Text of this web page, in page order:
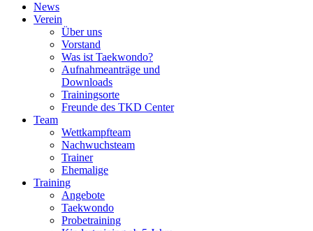
News
Verein
Über uns
Vorstand
Was ist Taekwondo?
Aufnahmeanträge und
Downloads
Trainingsorte
Freunde des TKD Center
Team
Wettkampfteam
Nachwuchsteam
Trainer
Ehemalige
Training
Angebote
Taekwondo
Probetraining